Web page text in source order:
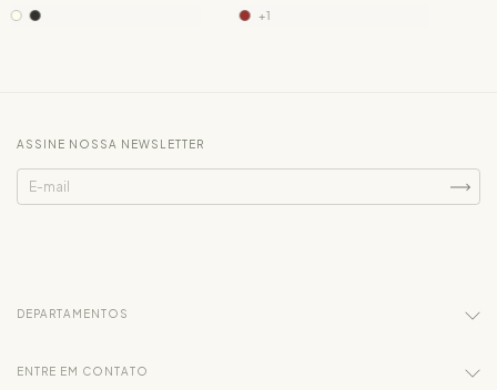
+1
ASSINE NOSSA NEWSLETTER
DEPARTAMENTOS
ENTRE EM CONTATO